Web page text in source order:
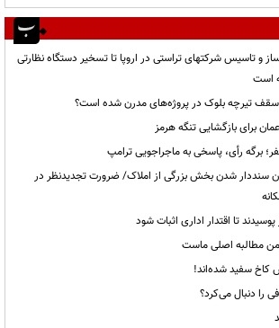
و تاسیس شرکتهای تراستی در اروپا تا تسخیر دستگاه نظارتی
است
سقف تیرچه بلوک در پروژه‌های مدرن شده است؟
برای بازگشایی تنگه هرمز
برگه رأی، پاسخی به ماجراجویی ترامپ
سنددار شدن بخش بزرگی از املاک/ ضرورت تجدیدنظر در
تا اقتدار اداری اثبات شود
مطالبه اصلی ماست
کاخ سفید شده‌اند!